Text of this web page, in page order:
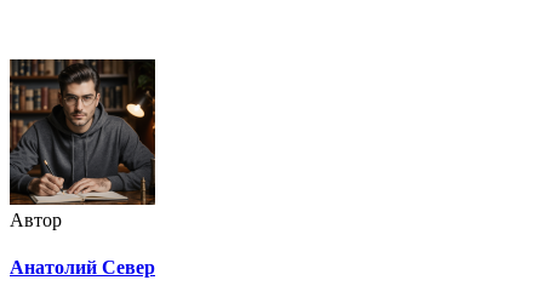
Автор
Анатолий Север